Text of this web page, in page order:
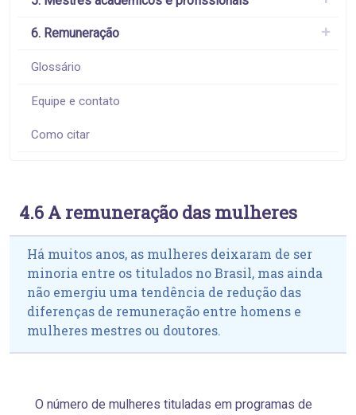
6. Remuneração
Glossário
Equipe e contato
Como citar
4.6 A remuneração das mulheres
Há muitos anos, as mulheres deixaram de ser
minoria entre os titulados no Brasil, mas ainda
não emergiu uma tendência de redução das
diferenças de remuneração entre homens e
mulheres mestres ou doutores.
O número de mulheres tituladas em programas de